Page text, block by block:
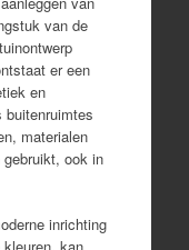
van de
er een
en
materialen
ook in
inrichting